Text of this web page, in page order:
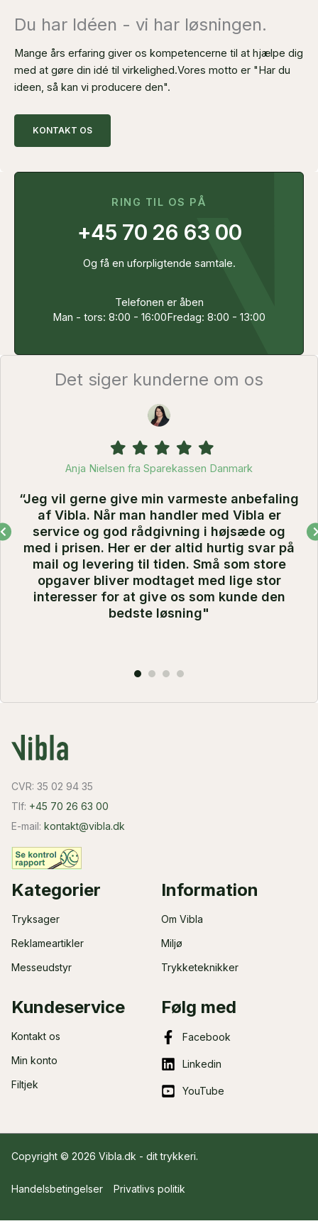
Du har Idéen - vi har løsningen.
Mange års erfaring giver os kompetencerne til at hjælpe dig
med at gøre din idé til virkelighed.Vores motto er "Har du
ideen, så kan vi producere den".
KONTAKT OS
RING TIL OS PÅ
+45 70 26 63 00
Og få en uforpligtende samtale.
Telefonen er åben
Man - tors: 8:00 - 16:00 Fredag: 8:00 - 13:00
Det siger kunderne om os
FilledFilledFilledFilledFilled
Anja Nielsen fra Sparekassen Danmark
“Jeg vil gerne give min varmeste anbefaling
af Vibla. Når man handler med Vibla er
service og god rådgivning i højsæde og
med i prisen. Her er der altid hurtig svar på
mail og levering til tiden. Små som store
opgaver bliver modtaget med lige stor
interesser for at give os som kunde den
bedste løsning"
CVR: 35 02 94 35
Tlf: +45 70 26 63 00
E-mail: kontakt@vibla.dk
Kategorier
Tryksager
Reklameartikler
Messeudstyr
Information
Om Vibla
Miljø
Trykketeknikker
Kundeservice
Kontakt os
Min konto
Filtjek
Følg med
Facebook
Linkedin
YouTube
Copyright © 2026 Vibla.dk - dittrykkeri.
Handelsbetingelser Privatlivs politik